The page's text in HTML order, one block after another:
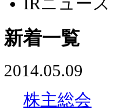
新着一覧
2014.05.09
株主総会